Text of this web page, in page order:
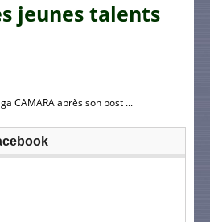
jeunes talents
CAMARA après son post ...